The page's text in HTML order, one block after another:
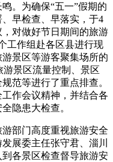
。为确保“五一”假期的
早检查、早落实，于4
对做好节日期间的旅游
工作组赴各区县进行现
景区等游客聚集场所的
景区流量控制、景区
范等进行了重点排查。
作会议精神，并结合各
隐患大检查。
部门高度重视旅游安全
展委主任张守君、淄川
各景区检查督导旅游安